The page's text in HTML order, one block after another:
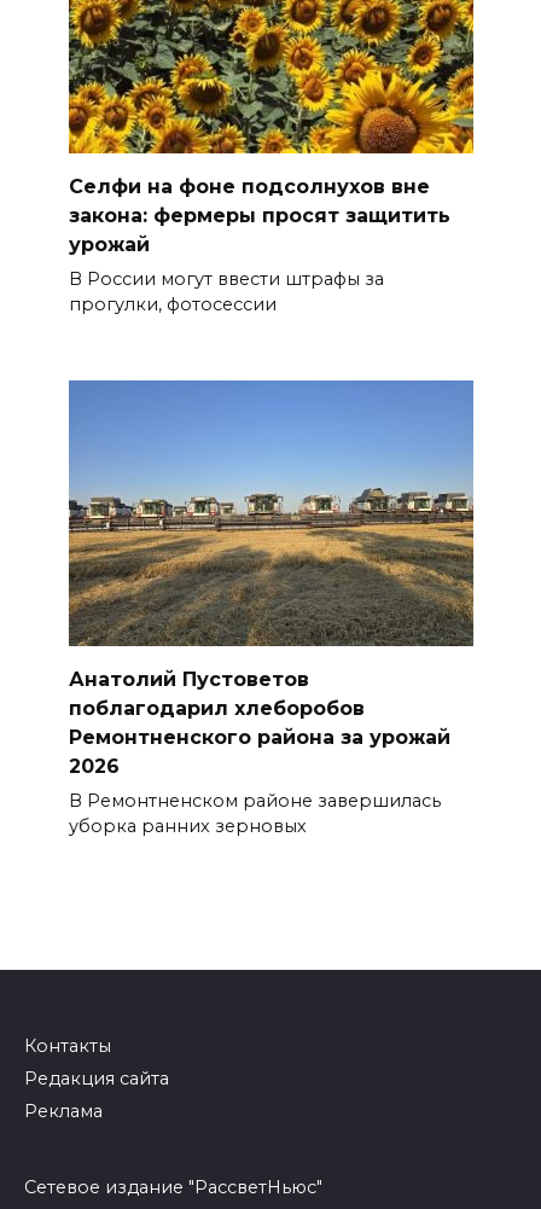
Селфи на фоне подсолнухов вне
закона: фермеры просят защитить
урожай
В России могут ввести штрафы за
прогулки, фотосессии
Анатолий Пустоветов
поблагодарил хлеборобов
Ремонтненского района за урожай
2026
В Ремонтненском районе завершилась
уборка ранних зерновых
Контакты
Редакция сайта
Реклама
Сетевое издание "РассветНьюс"